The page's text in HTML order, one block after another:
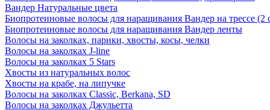
Вандер Натуральные цвета
Биопротеиновые волосы для наращивания Вандер на трессе (2
Биопротеиновые волосы для наращивания Вандер ленты
Волосы на заколках, парики, хвосты, косы, челки
Волосы на заколках J-line
Волосы на заколках 5 Stars
Хвосты из натуральных волос
Хвосты на крабе, на липучке
Волосы на заколках Classic, Berkana, SD
Волосы на заколках Джульетта